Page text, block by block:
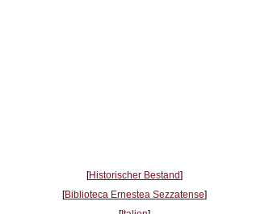
[Historischer Bestand]
[Biblioteca Ernestea Sezzatense]